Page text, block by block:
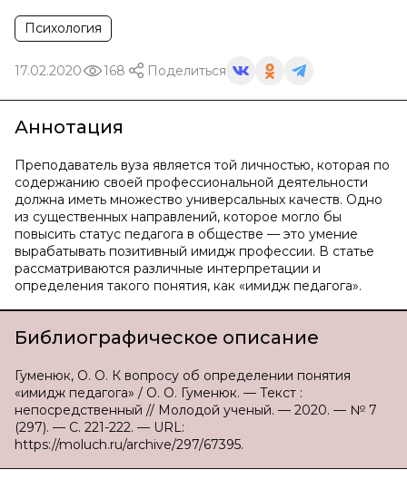
Психология
17.02.2020 168 Поделиться
Аннотация
Преподаватель вуза является той личностью, которая по
содержанию своей профессиональной деятельности
должна иметь множество универсальных качеств. Одно
из существенных направлений, которое могло бы
повысить статус педагога в обществе — это умение
вырабатывать позитивный имидж профессии. В статье
рассматриваются различные интерпретации и
определения такого понятия, как «имидж педагога».
Библиографическое описание
Гуменюк, О. О. К вопросу об определении понятия
«имидж педагога» / О. О. Гуменюк. — Текст :
непосредственный // Молодой ученый. — 2020. — № 7
(297). — С. 221-222. — URL:
https://moluch.ru/archive/297/67395.